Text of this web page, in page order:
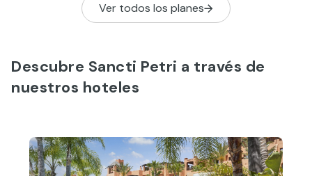
Ver todos los planes
Descubre Sancti Petri a través de
nuestros hoteles